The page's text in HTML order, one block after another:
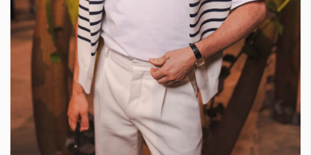
КАТЕГОРИИ
Wine&Dine
Подкасти
Dialogue
Изкуство
Красота
Условия за
ползване
За нас
Реклама
Политика за
поверителност
ModerenDom